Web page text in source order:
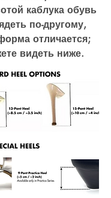
каблука обувь
по-другому,
отличается;
видеть ниже.